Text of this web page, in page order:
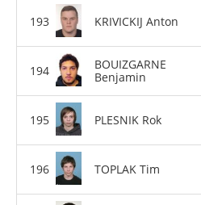
KRIVICKIJ Anton
BOUIZGARNE
Benjamin
PLESNIK Rok
TOPLAK Tim